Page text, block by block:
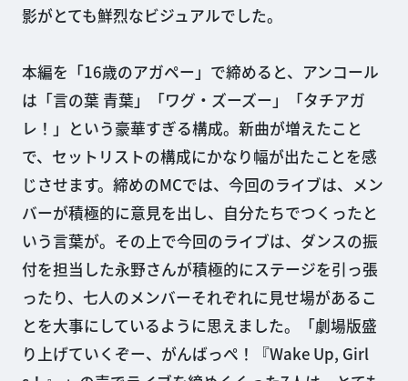
影がとても鮮烈なビジュアルでした。
本編を「16歳のアガペー」で締めると、アンコール
は「言の葉 青葉」「ワグ・ズーズー」「タチアガ
レ！」という豪華すぎる構成。新曲が増えたこと
で、セットリストの構成にかなり幅が出たことを感
じさせます。締めのMCでは、今回のライブは、メン
バーが積極的に意見を出し、自分たちでつくったと
いう言葉が。その上で今回のライブは、ダンスの振
付を担当した永野さんが積極的にステージを引っ張
ったり、七人のメンバーそれぞれに見せ場があるこ
とを大事にしているように思えました。「劇場版盛
り上げていくぞー、がんばっぺ！『Wake Up, Girl